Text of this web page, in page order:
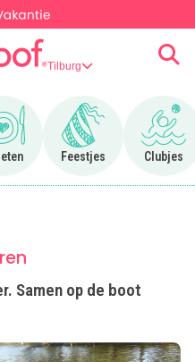
Tilburg
Ga naar Uit eten
Feestjes
Ga naar Feestjes
Clubjes
Ga
Samen op de boot